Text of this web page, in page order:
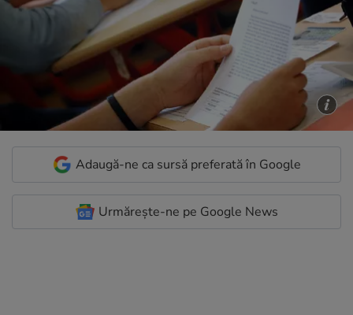
Adaugă-ne ca sursă preferată în Google
Urmărește-ne pe Google News